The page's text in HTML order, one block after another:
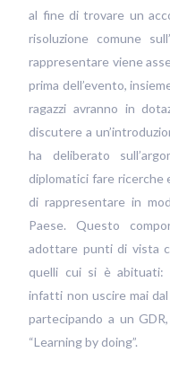
al fine di trovare un
risoluzione comune
rappresentare viene
prima dell’evento,
ragazzi avranno in
discutere a
ha deliberato
diplomatici fare
di rappresentare in
Paese. Questo
adottare punti di vista
quelli cui si è abituati:
infatti non uscire mai
partecipando a un
“Learning by doing”.